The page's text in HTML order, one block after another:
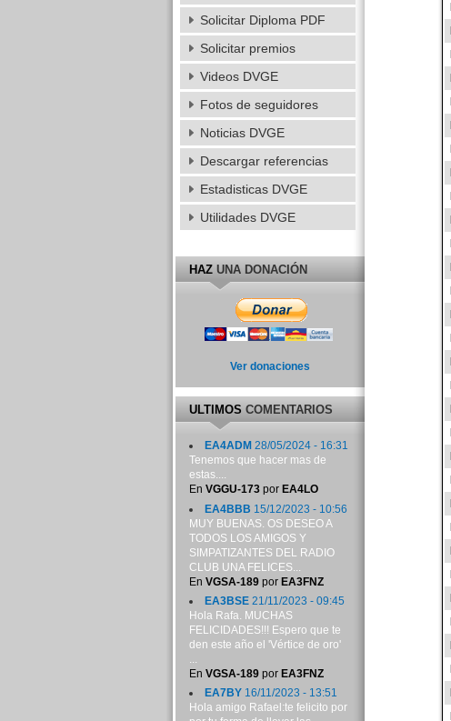
Solicitar Diploma PDF
Solicitar premios
Videos DVGE
Fotos de seguidores
Noticias DVGE
Descargar referencias
Estadisticas DVGE
Utilidades DVGE
HAZUNA DONACIÓN
Ver donaciones
ULTIMOSCOMENTARIOS
EA4ADM 28/05/2024 - 16:31
Tenemos que hacer mas de
estas....
En VGGU-173por EA4LO
EA4BBB 15/12/2023 - 10:56
MUY BUENAS. OS DESEO A
TODOS LOS AMIGOS Y
SIMPATIZANTES DEL RADIO
CLUB UNA FELICES...
En VGSA-189por EA3FNZ
EA3BSE21/11/2023 - 09:45
Hola Rafa. MUCHAS
FELICIDADES!!! Espero que te
den este año el 'Vértice de oro'
...
En VGSA-189por EA3FNZ
EA7BY16/11/2023 - 13:51
Hola amigo Rafael:te felicito por